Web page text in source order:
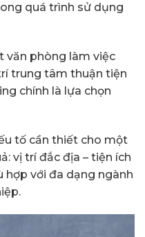
quá trình sử dụng
văn phòng làm việc
trung tâm thuận tiện
chính là lựa chọn
tố cần thiết cho một
vị trí đắc địa – tiện ích
hợp với đa dạng ngành